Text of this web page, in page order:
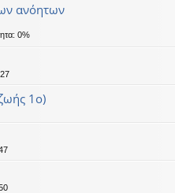
ανόητων
0%
1ο)